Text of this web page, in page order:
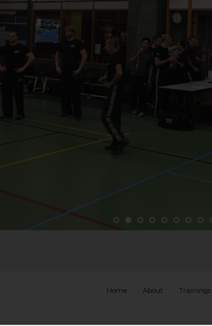
Home About Trainings